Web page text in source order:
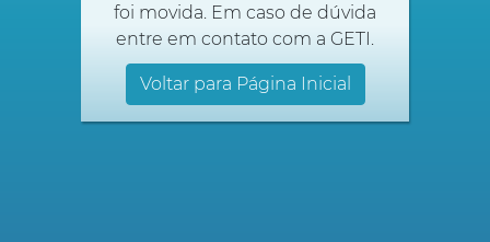
foi movida. Em caso de dúvida
entre em contato com a GETI.
Voltar para Página Inicial